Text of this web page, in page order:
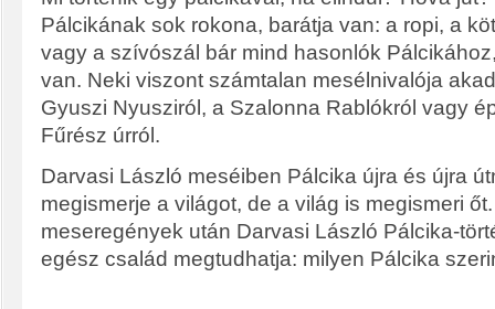
Pálcikának sok rokona, barátja van: a ropi, a
vagy a szívószál bár mind hasonlók
van. Neki viszont számtalan mesélnivalója
Gyuszi Nyusziról, a Szalonna Rablókról vagy
Fűrész úrról.
Darvasi László meséiben Pálcika újra és újra
megismerje a világot, de a világ is megismeri
meseregények után Darvasi László Pálcika-
egész család megtudhatja: milyen Pálcika